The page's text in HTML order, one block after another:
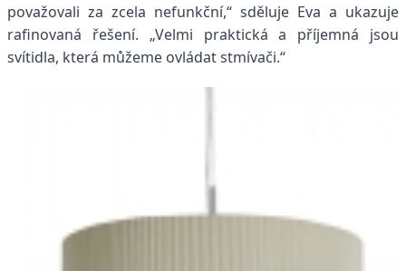
považovali za zcela nefunkční,“ sděluje Eva a ukazuje
rafinovaná řešení. „Velmi praktická a příjemná jsou
svítidla, která můžeme ovládat stmívači.“